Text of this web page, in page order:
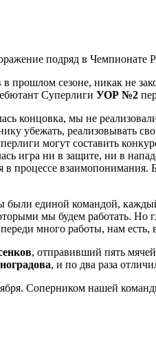
подряд в
в прошлом сезоне, никак не
Суперлиги УОР №2
концовка, мы не
убежать, реализовывать
могут составить
игра ни в защите, ни в
в процессе
были единой командой,
мы будем работать.
много работы, нам
, отправивший пять
, и по два раза
Соперником нашей